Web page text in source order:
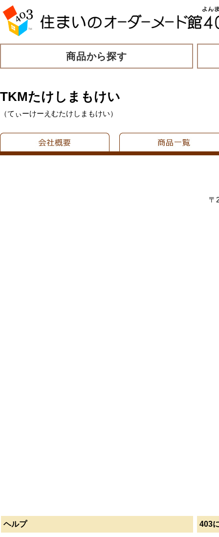
商品から探す
TKMたけしまもけい
（てぃーけーえむたけしまもけい）
〒
ヘルプ 403